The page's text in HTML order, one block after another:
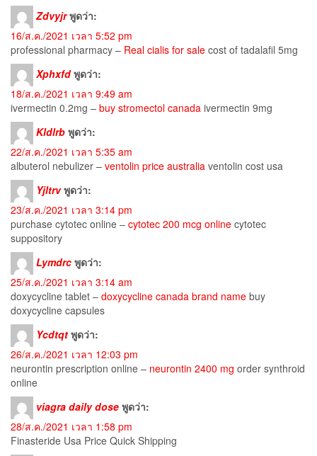
Zdvyjr พูดว่า:
16/ส.ค./2021 เวลา 5:52 pm
professional pharmacy – Real cialis for sale cost of tadalafil 5mg
Xphxfd พูดว่า:
18/ส.ค./2021 เวลา 9:49 am
ivermectin 0.2mg – buy stromectol canada ivermectin 9mg
Kldlrb พูดว่า:
22/ส.ค./2021 เวลา 5:35 am
albuterol nebulizer – ventolin price australia ventolin cost usa
Yjltrv พูดว่า:
23/ส.ค./2021 เวลา 3:14 pm
purchase cytotec online – cytotec 200 mcg online cytotec
suppository
Lymdrc พูดว่า:
25/ส.ค./2021 เวลา 3:14 am
doxycycline tablet – doxycycline canada brand name buy
doxycycline capsules
Ycdtqt พูดว่า:
26/ส.ค./2021 เวลา 12:03 pm
neurontin prescription online – neurontin 2400 mg order synthroid
online
viagra daily dose พูดว่า:
28/ส.ค./2021 เวลา 1:58 pm
Finasteride Usa Price Quick Shipping